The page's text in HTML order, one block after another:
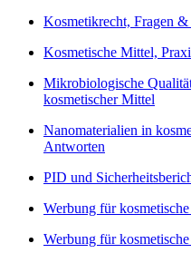
Kosmetikrecht, Fragen
Kosmetische Mittel,
Mikrobiologische
kosmetischer Mittel
Nanomaterialien in
Antworten
PID und
Werbung für
Werbung für